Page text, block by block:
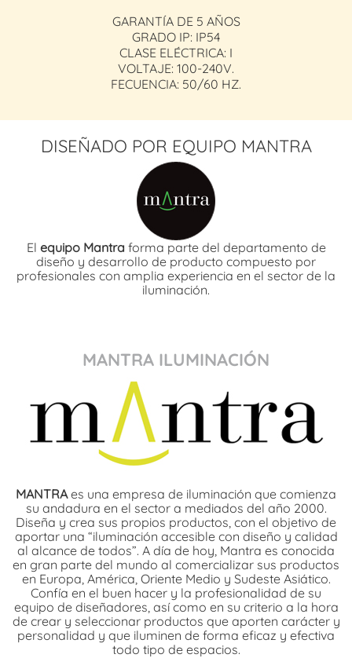
GARANTÍA DE 5 AÑOS
GRADO IP: IP54
CLASE ELÉCTRICA: I
VOLTAJE: 100-240V.
FECUENCIA: 50/60 HZ.
DISEÑADO POR EQUIPO MANTRA
El equipo Mantra forma parte del departamento de
diseño y desarrollo de producto compuesto por
profesionales con amplia experiencia en el sector de la
iluminación.
MANTRA ILUMINACIÓN
MANTRAes una empresa de iluminación que comienza
su andadura en el sector a mediados del año 2000.
Diseña y crea sus propios productos, con el objetivo de
aportar una “iluminación accesible con diseño y calidad
al alcance de todos”. A día de hoy, Mantra es conocida
en gran parte del mundo al comercializar sus productos
en Europa, América, Oriente Medio y Sudeste Asiático.
Confía en el buen hacer y la profesionalidad de su
equipo de diseñadores, así como en su criterio a la hora
de crear y seleccionar productos que aporten carácter y
personalidad y que iluminen de forma eficaz y efectiva
todo tipo de espacios.